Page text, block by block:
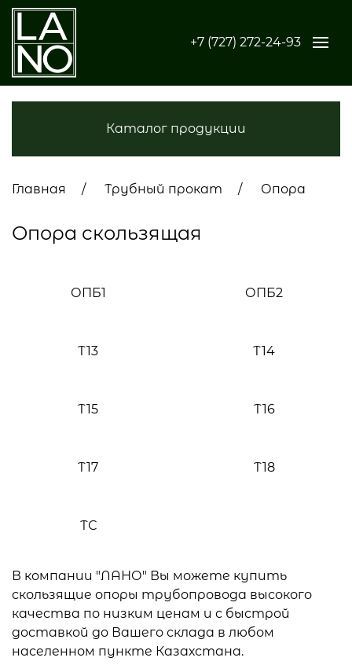
+7 (727) 272-24-93
Каталог продукции
Главная Трубный прокат Опора
Опора скользящая
ОПБ1 ОПБ2
Т13 Т14
Т15 Т16
Т17 Т18
ТС
В компании "ЛАНО" Вы можете купить
скользящие опоры трубопровода высокого
качества по низким ценам и с быстрой
доставкой до Вашего склада в любом
населенном пункте Казахстана.